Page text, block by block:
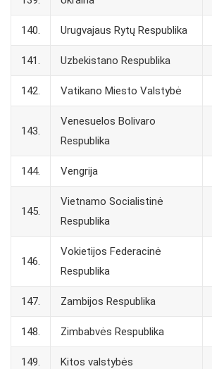
140. Urugvajaus Rytų Respublika
141. Uzbekistano Respublika
142. Vatikano Miesto Valstybė
143.
Venesuelos Bolivaro
Respublika
144. Vengrija
145.
Vietnamo Socialistinė
Respublika
146.
Vokietijos Federacinė
Respublika
147. Zambijos Respublika
148. Zimbabvės Respublika
149. Kitos valstybės